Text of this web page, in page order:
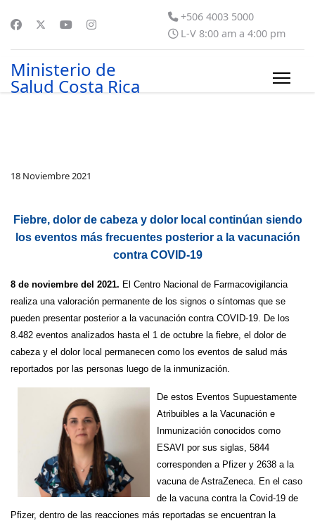
+506 4003 5000
L-V 8:00 am a 4:00 pm
Ministerio de
Salud Costa Rica
18 Noviembre 2021
Fiebre, dolor de cabeza y dolor local continúan siendo
los eventos más frecuentes posterior a la vacunación
contra COVID-19
8 de noviembre del 2021. El Centro Nacional de Farmacovigilancia
realiza una valoración permanente de los signos o síntomas que se
pueden presentar posterior a la vacunación contra COVID-19. De los
8.482 eventos analizados hasta el 1 de octubre la fiebre, el dolor de
cabeza y el dolor local permanecen como los eventos de salud más
reportados por las personas luego de la inmunización.
De estos Eventos Supuestamente
Atribuibles a la Vacunación e
Inmunización conocidos como
ESAVI por sus siglas, 5844
corresponden a Pfizer y 2638 a la
vacuna de AstraZeneca. En el caso
de la vacuna contra la Covid-19 de
Pfizer, dentro de las reacciones más reportadas se encuentran la